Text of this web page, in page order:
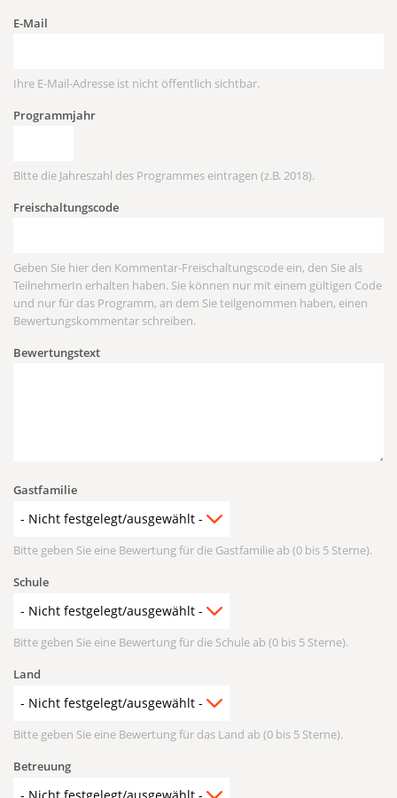
E-Mail
Ihre E-Mail-Adresse ist nicht öffentlich sichtbar.
Programmjahr
Bitte die Jahreszahl des Programmes eintragen (z.B. 2018).
Freischaltungscode
Geben Sie hier den Kommentar-Freischaltungscode ein, den Sie als
TeilnehmerIn erhalten haben. Sie können nur mit einem gültigen Code
und nur für das Programm, an dem Sie teilgenommen haben, einen
Bewertungskommentar schreiben.
Bewertungstext
Gastfamilie
Bitte geben Sie eine Bewertung für die Gastfamilie ab (0 bis 5 Sterne).
Schule
Bitte geben Sie eine Bewertung für die Schule ab (0 bis 5 Sterne).
Land
Bitte geben Sie eine Bewertung für das Land ab (0 bis 5 Sterne).
Betreuung